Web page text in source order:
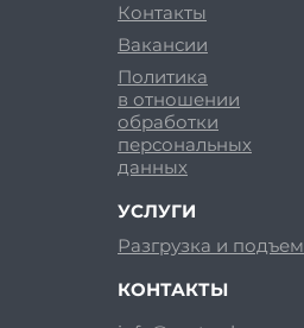
Контакты
Вакансии
Политика
в отношении
обработки
персональных
данных
УСЛУГИ
Разгрузка и подъем
КОНТАКТЫ